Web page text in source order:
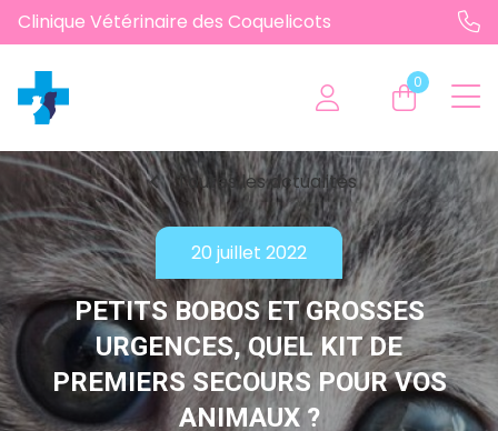
Clinique Vétérinaire des Coquelicots
0
chevron_left Toutes les actualités
20 juillet 2022
PETITS BOBOS ET GROSSES
URGENCES, QUEL KIT DE
PREMIERS SECOURS POUR VOS
ANIMAUX ?